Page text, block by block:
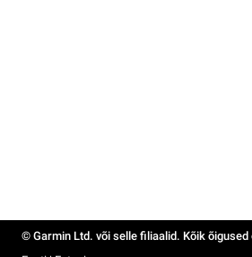
© Garmin Ltd. või selle filiaalid. Kõik õigused